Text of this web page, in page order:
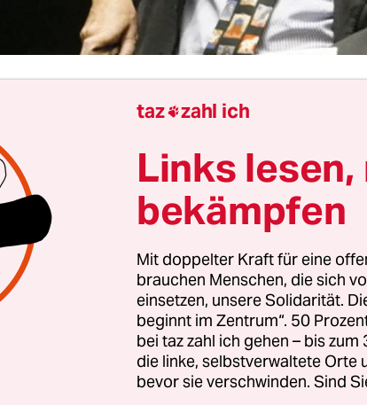
Daniel Schulz
in Berlin gestattet ein Landesgesetz
von Wohnungen. Warum
Bundeskriminalamt auch erlaubt
Ich kritisiere gar nicht, dass es diese
soll. Ich bin aber dafür, kritisch zu prüfen,
Grenzen eingehalten werden. Als
Wohnräumen muss ganz klar entweder
der Allgemeinheit drohen. Diese
taz zahl ich
Links
bekämpfen
Mit doppelter Kraft für eine
brauchen Menschen, die sich
einsetzen, unsere Solidarität.
beginnt im Zentrum“. 50
bei taz zahl ich gehen – bis
die linke, selbstverwaltete Orte
bevor sie verschwinden. Sind